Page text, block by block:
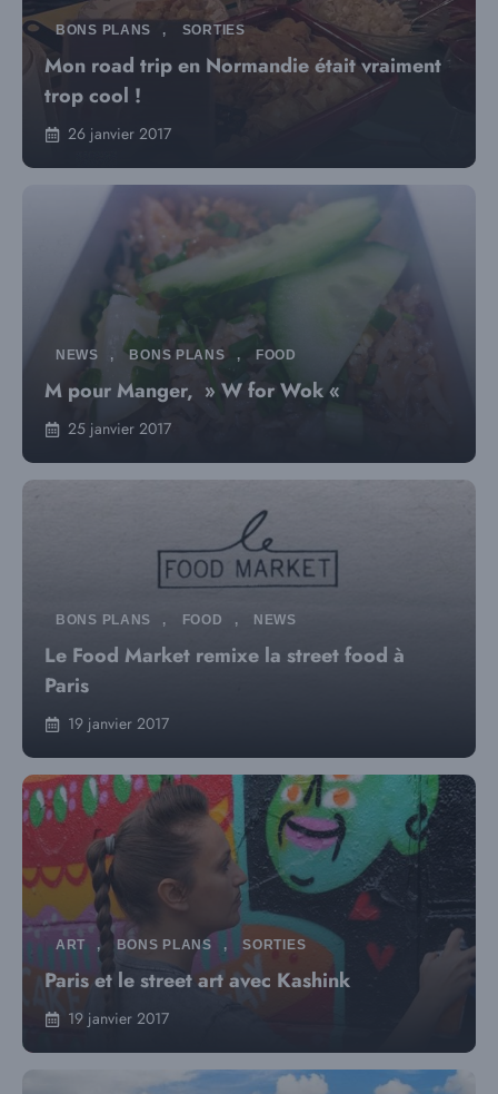
BONS PLANS , SORTIES
Mon road trip en Normandie était vraiment
trop cool !
26 janvier 2017
NEWS , BONS PLANS , FOOD
M pour Manger, » W for Wok «
25 janvier 2017
BONS PLANS , FOOD , NEWS
Le Food Market remixe la street food à
Paris
19 janvier 2017
ART , BONS PLANS , SORTIES
Paris et le street art avec Kashink
19 janvier 2017